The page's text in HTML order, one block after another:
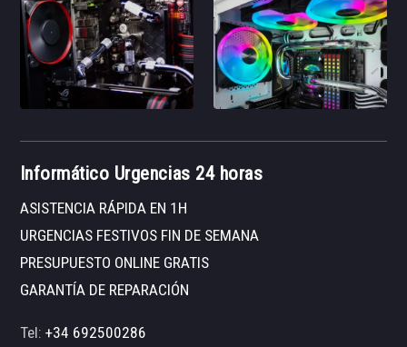
Informático Urgencias 24 horas
ASISTENCIA RÁPIDA EN 1H
URGENCIAS FESTIVOS FIN DE SEMANA
PRESUPUESTO ONLINE GRATIS
GARANTÍA DE REPARACIÓN
Tel:+34 692500286